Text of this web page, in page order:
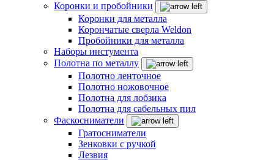
Коронки и пробойники
Коронки для металла
Корончатые сверла Weldon
Пробойники для металла
Наборы инстумента
Полотна по металлу
Полотно ленточное
Полотно ножовочное
Полотна для лобзика
Полотна для сабельных пил
Фаскосниматели
Гратосниматели
Зенковки с ручкой
Лезвия